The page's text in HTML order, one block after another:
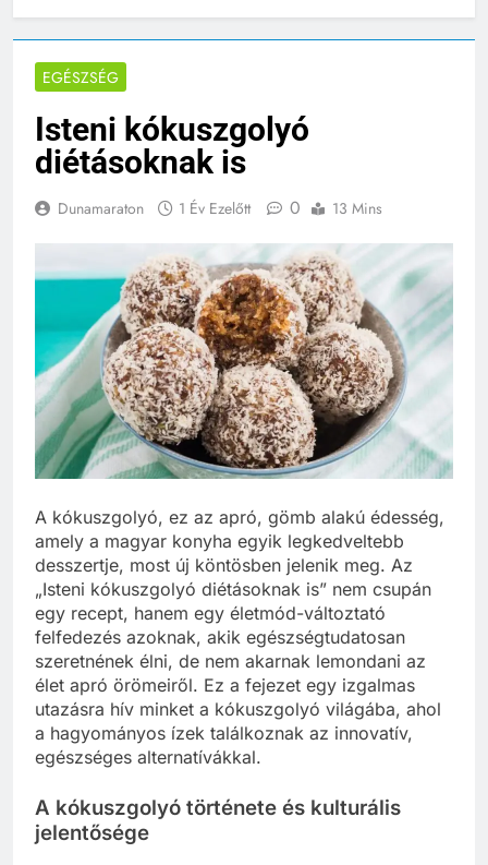
EGÉSZSÉG
Isteni kókuszgolyó
diétásoknak is
Dunamaraton 1 Év Ezelőtt 0 13 Mins
A kókuszgolyó, ez az apró, gömb alakú édesség,
amely a magyar konyha egyik legkedveltebb
desszertje, most új köntösben jelenik meg. Az
„Isteni kókuszgolyó diétásoknak is” nem csupán
egy recept, hanem egy életmód-változtató
felfedezés azoknak, akik egészségtudatosan
szeretnének élni, de nem akarnak lemondani az
élet apró örömeiről. Ez a fejezet egy izgalmas
utazásra hív minket a kókuszgolyó világába, ahol
a hagyományos ízek találkoznak az innovatív,
egészséges alternatívákkal.
A kókuszgolyó története és kulturális
jelentősége